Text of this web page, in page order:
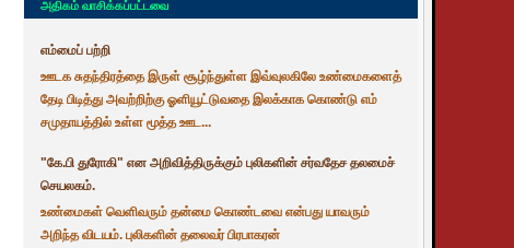
அதிகம் வாசிக்கப்பட்டவை
எம்மைப் பற்றி
ஊடக சுதந்திரத்தை இருள் சூழ்ந்துள்ள இவ்வுலகிலே உண்மைகளைத்
தேடி பிடித்து அவற்றிற்கு ஓளியூட்டுவதை இலக்காக கொண்டு எம்
சமுதாயத்தில் உள்ள மூத்த ஊட...
"கே.பி துரோகி" என அறிவித்திருக்கும் புலிகளின் சர்வதேச தலமைச்
செயலகம்.
உண்மைகள் வெளிவரும் தன்மை கொண்டவை என்பது யாவரும்
அறிந்த விடயம். புலிகளின் தலைவர் பிரபாகரன்